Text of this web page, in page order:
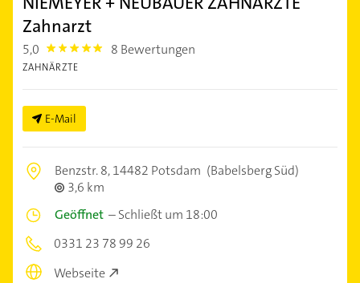
Zahnarzt
5,0 5.0 8 Bewertungen
ZAHNÄRZTE
E-Mail
Benzstr. 8,14482 Potsdam (Babelsberg Süd)
3,6 km
Geöffnet –Schließt um 18:00
0331 23 78 99 26
Webseite